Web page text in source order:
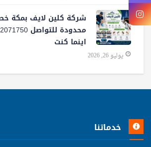
اينما كنت
يوليو 26, 2026
خدماتنا